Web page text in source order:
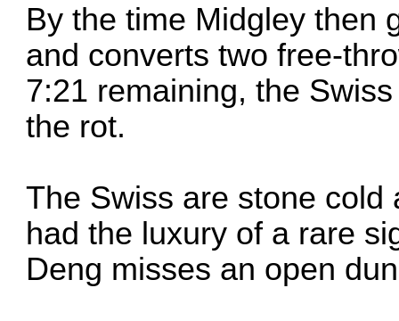
By the time Midgley then
and converts two free-
7:21 remaining, the
the rot.
The Swiss are stone
had the luxury of a rare
Deng misses an open